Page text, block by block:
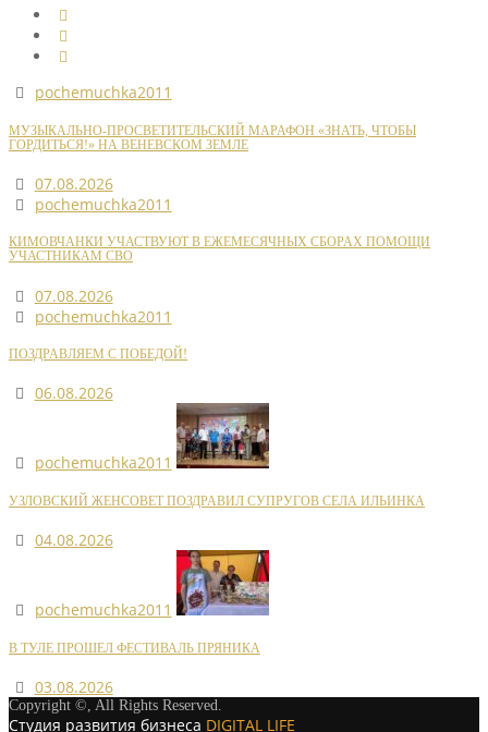
pochemuchka2011
МУЗЫКАЛЬНО-ПРОСВЕТИТЕЛЬСКИЙ МАРАФОН «ЗНАТЬ, ЧТОБЫ
ГОРДИТЬСЯ!» НА ВЕНЕВСКОМ ЗЕМЛЕ
07.08.2026
pochemuchka2011
КИМОВЧАНКИ УЧАСТВУЮТ В ЕЖЕМЕСЯЧНЫХ СБОРАХ ПОМОЩИ
УЧАСТНИКАМ СВО
07.08.2026
pochemuchka2011
ПОЗДРАВЛЯЕМ С ПОБЕДОЙ!
06.08.2026
pochemuchka2011
УЗЛОВСКИЙ ЖЕНСОВЕТ ПОЗДРАВИЛ СУПРУГОВ СЕЛА ИЛЬИНКА
04.08.2026
pochemuchka2011
В ТУЛЕ ПРОШЕЛ ФЕСТИВАЛЬ ПРЯНИКА
03.08.2026
Copyright ©, All Rights Reserved.
Студия развития бизнеса DIGITAL LIFE